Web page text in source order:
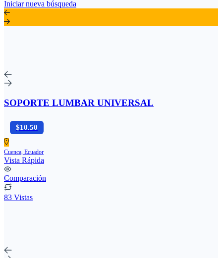
Iniciar nueva búsqueda
SOPORTE LUMBAR UNIVERSAL
$10.50
Cuenca, Ecuador
Vista Rápida
Comparación
83 Vistas